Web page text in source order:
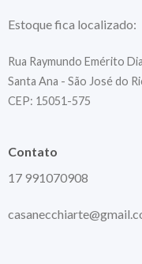
Estoque fica localizado:
Rua Raymundo Emérito
Santa Ana - São José do
CEP: 15051-575
Contato
17 991070908